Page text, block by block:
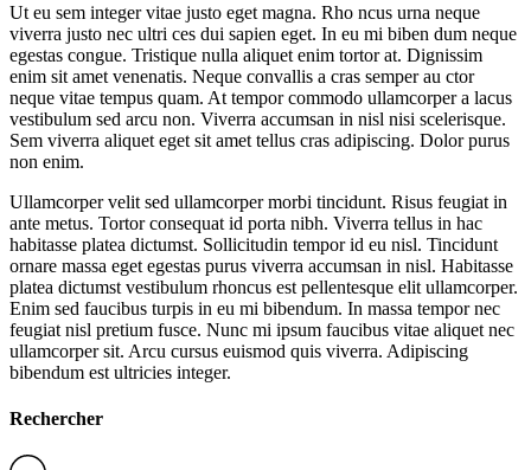
Ut eu sem integer vitae justo eget magna. Rho ncus urna neque
viverra justo nec ultri ces dui sapien eget. In eu mi biben dum neque
egestas congue. Tristique nulla aliquet enim tortor at. Dignissim
enim sit amet venenatis. Neque convallis a cras semper au ctor
neque vitae tempus quam. At tempor commodo ullamcorper a lacus
vestibulum sed arcu non. Viverra accumsan in nisl nisi scelerisque.
Sem viverra aliquet eget sit amet tellus cras adipiscing. Dolor purus
non enim.
Ullamcorper velit sed ullamcorper morbi tincidunt. Risus feugiat in
ante metus. Tortor consequat id porta nibh. Viverra tellus in hac
habitasse platea dictumst. Sollicitudin tempor id eu nisl. Tincidunt
ornare massa eget egestas purus viverra accumsan in nisl. Habitasse
platea dictumst vestibulum rhoncus est pellentesque elit ullamcorper.
Enim sed faucibus turpis in eu mi bibendum. In massa tempor nec
feugiat nisl pretium fusce. Nunc mi ipsum faucibus vitae aliquet nec
ullamcorper sit. Arcu cursus euismod quis viverra. Adipiscing
bibendum est ultricies integer.
Rechercher